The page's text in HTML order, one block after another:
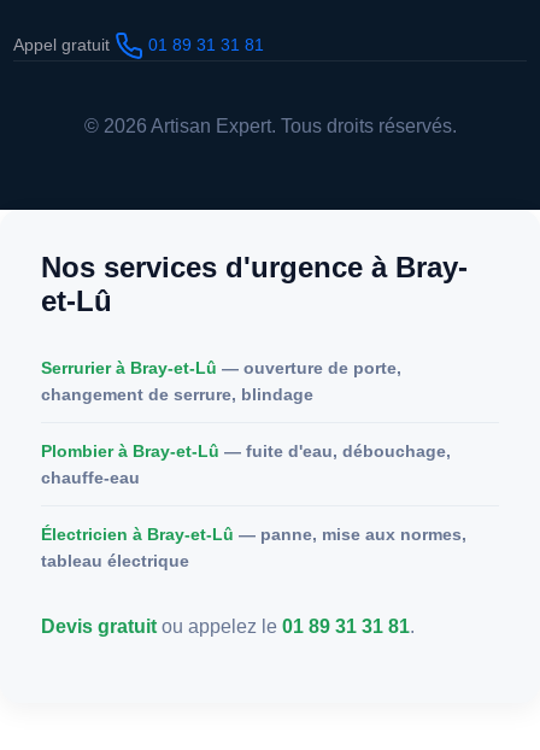
Appel gratuit 01 89 31 31 81
© 2026 Artisan Expert. Tous droits réservés.
Nos services d'urgence à Bray-
et-Lû
Serrurier à Bray-et-Lû — ouverture de porte,
changement de serrure, blindage
Plombier à Bray-et-Lû — fuite d'eau, débouchage,
chauffe-eau
Électricien à Bray-et-Lû — panne, mise aux normes,
tableau électrique
Devis gratuit ou appelez le 01 89 31 31 81.